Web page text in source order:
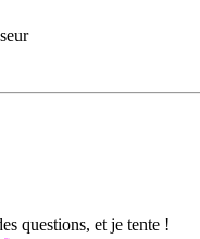
questions, et je tente !